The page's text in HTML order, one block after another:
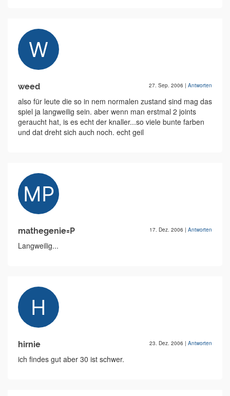
weed 27. Sep. 2006 | Antworten
also für leute die so in nem normalen zustand sind mag das
spiel ja langweilig sein. aber wenn man erstmal 2 joints
geraucht hat, is es echt der knaller...so viele bunte farben
und dat dreht sich auch noch. echt geil
mathegenie=P 17. Dez. 2006 | Antworten
Langweilig...
hirnie 23. Dez. 2006 | Antworten
ich findes gut aber 30 ist schwer.